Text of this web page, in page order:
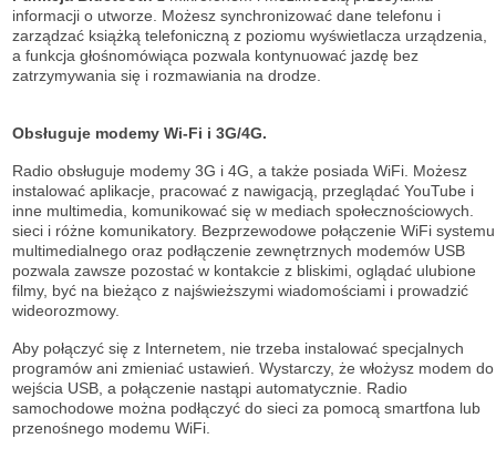
informacji o utworze. Możesz synchronizować dane telefonu i
zarządzać książką telefoniczną z poziomu wyświetlacza urządzenia,
a funkcja głośnomówiąca pozwala kontynuować jazdę bez
zatrzymywania się i rozmawiania na drodze.
Obsługuje modemy Wi-Fi i 3G/4G.
Radio obsługuje modemy 3G i 4G, a także posiada WiFi. Możesz
instalować aplikacje, pracować z nawigacją, przeglądać YouTube i
inne multimedia, komunikować się w mediach społecznościowych.
sieci i różne komunikatory. Bezprzewodowe połączenie WiFi systemu
multimedialnego oraz podłączenie zewnętrznych modemów USB
pozwala zawsze pozostać w kontakcie z bliskimi, oglądać ulubione
filmy, być na bieżąco z najświeższymi wiadomościami i prowadzić
wideorozmowy.
Aby połączyć się z Internetem, nie trzeba instalować specjalnych
programów ani zmieniać ustawień. Wystarczy, że włożysz modem do
wejścia USB, a połączenie nastąpi automatycznie. Radio
samochodowe można podłączyć do sieci za pomocą smartfona lub
przenośnego modemu WiFi.